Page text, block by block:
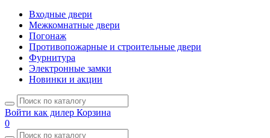
Входные двери
Межкомнатные двери
Погонаж
Противопожарные и строительные двери
Фурнитура
Электронные замки
Новинки и акции
Войти как дилер Корзина
0